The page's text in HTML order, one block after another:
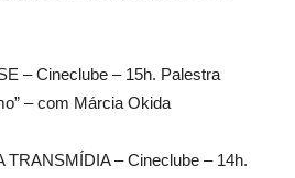
– Cineclube – 15h. Palestra
– com Márcia Okida
TRANSMÍDIA – Cineclube – 14h.